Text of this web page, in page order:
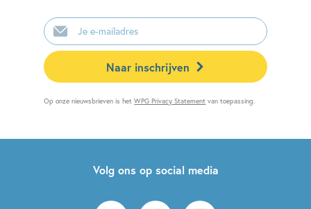
E-
mailadres
Naar inschrijven
Op onze nieuwsbrieven is hetWPG Privacy Statement van toepassing.
Volg ons op social media